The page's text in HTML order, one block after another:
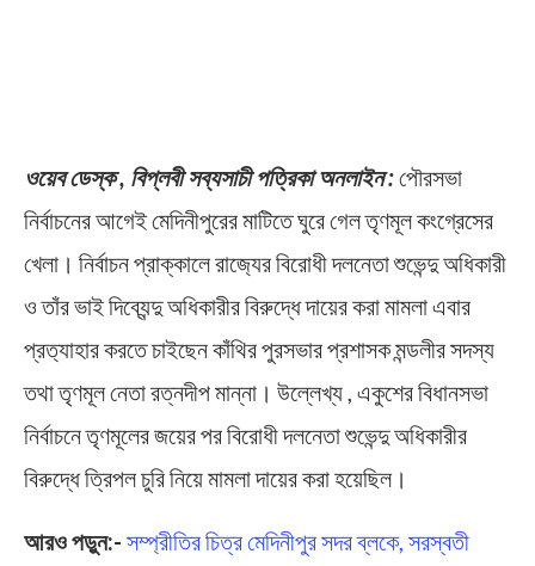
ওয়েব ডেস্ক , বিপ্লবী সব্যসাচী পত্রিকা অনলাইন :পৌরসভা
নির্বাচনের আগেই মেদিনীপুরের মাটিতে ঘুরে গেল তৃণমূল কংগ্রেসের
খেলা। নির্বাচন প্রাক্কালে রাজ‍্যের বিরোধী দলনেতা শুভেন্দু অধিকারী
ও তাঁর ভাই দিব্যেন্দু অধিকারীর বিরুদ্ধে দায়ের করা মামলা এবার
প্রত‍্যাহার করতে চাইছেন কাঁথির পুরসভার প্রশাসক মন্ডলীর সদস্য
তথা তৃণমূল নেতা রত্নদীপ মান্না। উল্লেখ্য , একুশের বিধানসভা
নির্বাচনে তৃণমূলের জয়ের পর বিরোধী দলনেতা শুভেন্দু অধিকারীর
বিরুদ্ধে ত্রিপল চুরি নিয়ে মামলা দায়ের করা হয়েছিল।
আরও পড়ুন:- সম্প্রীতির চিত্র মেদিনীপুর সদর ব্লকে, সরস্বতী